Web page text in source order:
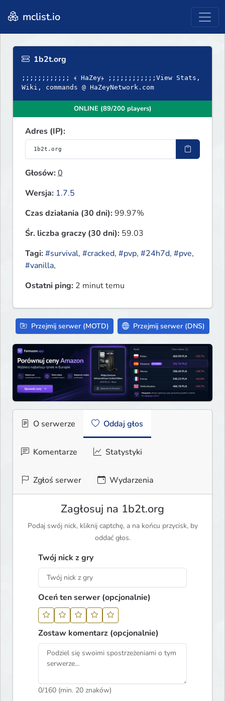
mclist.io
1b2t.org
;;;;;;;;;;;; ﴾ HaZey﴿ ;;;;;;;;;;;;View Stats,
Wiki, commands @ HaZeyNetwork.com
ONLINE (89/200 players)
Adres (IP):
Głosów:0
Wersja: 1.7.5
Czas działania (30 dni):99.97%
Śr. liczba graczy (30 dni): 59.03
Tagi:#survival, #cracked, #pvp, #24h7d, #pve,
#vanilla,
Ostatni ping: 2 minut temu
Przejmij serwer (MOTD) Przejmij serwer (DNS)
O serwerze Oddaj głos
Komentarze Statystyki
Zgłoś serwer Wydarzenia
Zagłosuj na 1b2t.org
Podaj swój nick, kliknij captchę, a na końcu przycisk, by
oddać głos.
Twój nick z gry
Oceń ten serwer (opcjonalnie)
Zostaw komentarz (opcjonalnie)
0/160 (min. 20 znaków)